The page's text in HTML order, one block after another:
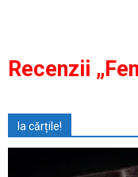
Recenzii
Ia cărțile!